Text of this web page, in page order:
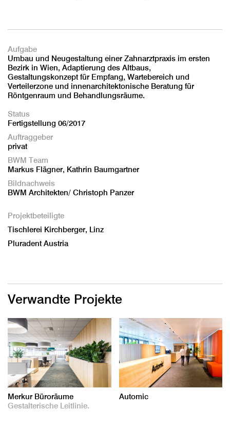
Aufgabe
Umbau und Neugestaltung einer Zahnarztpraxis im ersten
Bezirk in Wien, Adaptierung des Altbaus,
Gestaltungskonzept für Empfang, Wartebereich und
Verteilerzone und innenarchitektonische Beratung für
Röntgenraum und Behandlungsräume.
Status
Fertigstellung 06/2017
Auftraggeber
privat
BWM Team
Markus Flägner, Kathrin Baumgartner
Bildnachweis
BWM Architekten/ Christoph Panzer
Projektbeteiligte
Tischlerei Kirchberger, Linz
Pluradent Austria
Verwandte Projekte
Merkur Büroräume
Gestalterische Leitlinie.
Automic